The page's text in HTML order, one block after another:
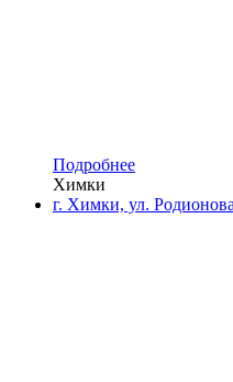
Подробнее
Химки
г. Химки, ул.